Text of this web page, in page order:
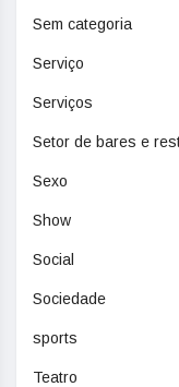
Sem categoria
Serviço
Serviços
Setor de bares e
Sexo
Show
Social
Sociedade
sports
Teatro